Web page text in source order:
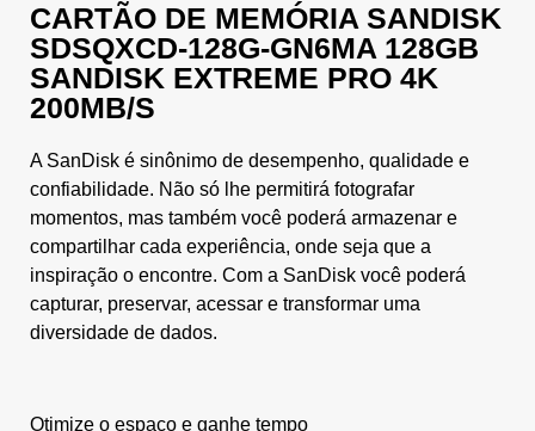
CARTÃO DE MEMÓRIA SANDISK
SDSQXCD-128G-GN6MA 128GB
SANDISK EXTREME PRO 4K
200MB/S
A SanDisk é sinônimo de desempenho, qualidade e
confiabilidade. Não só lhe permitirá fotografar
momentos, mas também você poderá armazenar e
compartilhar cada experiência, onde seja que a
inspiração o encontre. Com a SanDisk você poderá
capturar, preservar, acessar e transformar uma
diversidade de dados.
Otimize o espaço e ganhe tempo